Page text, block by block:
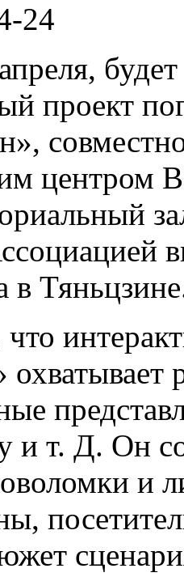
24
проект
центром
в
и т. Д. Он
и